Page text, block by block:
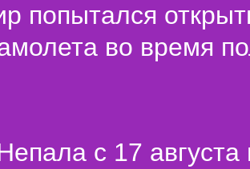
попытался
во время
с 17 августа